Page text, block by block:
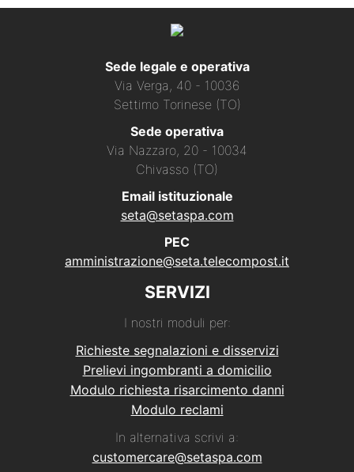
Sede legale e operativa
Via Verga, 40 - 10036
Settimo Torinese (TO)
Sede operativa
Via Nazzaro, 20 - 10034
Chivasso (TO)
Email istituzionale
seta@setaspa.com
PEC
amministrazione@seta.telecompost.it
SERVIZI
I nostri moduli per:
Richieste segnalazioni e disservizi
Prelievi ingombranti a domicilio
Modulo richiesta risarcimento danni
Modulo reclami
In alternativa scrivi a:
customercare@setaspa.com